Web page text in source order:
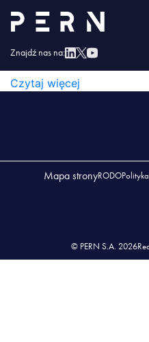
Znajdź nas na:
Czytaj więcej
Mapa stronyRODO
© PERN S.A. 2026